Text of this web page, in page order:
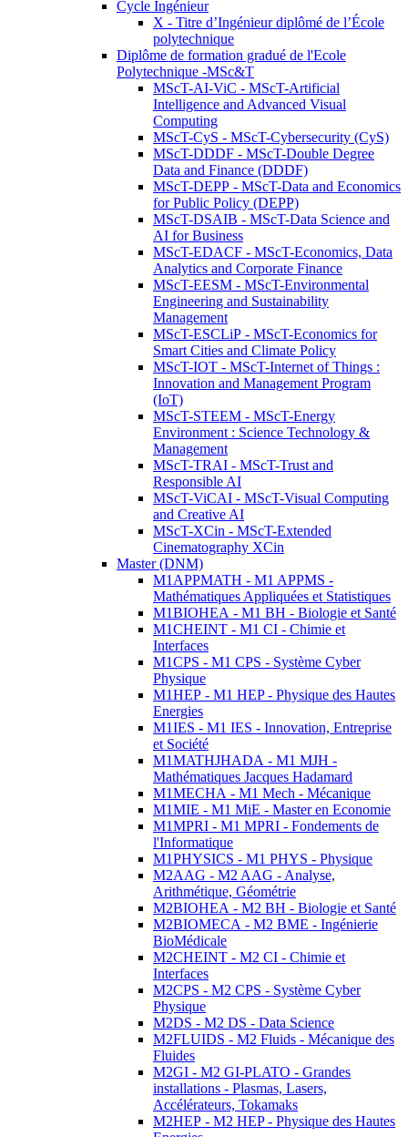
Cycle Ingénieur
X - Titre d’Ingénieur diplômé de l’École
polytechnique
Diplôme de formation gradué de l'Ecole
Polytechnique -MSc&T
MScT-AI-ViC - MScT-Artificial
Intelligence and Advanced Visual
Computing
MScT-CyS - MScT-Cybersecurity (CyS)
MScT-DDDF - MScT-Double Degree
Data and Finance (DDDF)
MScT-DEPP - MScT-Data and Economics
for Public Policy (DEPP)
MScT-DSAIB - MScT-Data Science and
AI for Business
MScT-EDACF - MScT-Economics, Data
Analytics and Corporate Finance
MScT-EESM - MScT-Environmental
Engineering and Sustainability
Management
MScT-ESCLiP - MScT-Economics for
Smart Cities and Climate Policy
MScT-IOT - MScT-Internet of Things :
Innovation and Management Program
(IoT)
MScT-STEEM - MScT-Energy
Environment : Science Technology &
Management
MScT-TRAI - MScT-Trust and
Responsible AI
MScT-ViCAI - MScT-Visual Computing
and Creative AI
MScT-XCin - MScT-Extended
Cinematography XCin
Master (DNM)
M1APPMATH - M1 APPMS -
Mathématiques Appliquées et Statistiques
M1BIOHEA - M1 BH - Biologie et Santé
M1CHEINT - M1 CI - Chimie et
Interfaces
M1CPS - M1 CPS - Système Cyber
Physique
M1HEP - M1 HEP - Physique des Hautes
Energies
M1IES - M1 IES - Innovation, Entreprise
et Société
M1MATHJHADA - M1 MJH -
Mathématiques Jacques Hadamard
M1MECHA - M1 Mech - Mécanique
M1MIE - M1 MiE - Master en Economie
M1MPRI - M1 MPRI - Fondements de
l'Informatique
M1PHYSICS - M1 PHYS - Physique
M2AAG - M2 AAG - Analyse,
Arithmétique, Géométrie
M2BIOHEA - M2 BH - Biologie et Santé
M2BIOMECA - M2 BME - Ingénierie
BioMédicale
M2CHEINT - M2 CI - Chimie et
Interfaces
M2CPS - M2 CPS - Système Cyber
Physique
M2DS - M2 DS - Data Science
M2FLUIDS - M2 Fluids - Mécanique des
Fluides
M2GI - M2 GI-PLATO - Grandes
installations - Plasmas, Lasers,
Accélérateurs, Tokamaks
M2HEP - M2 HEP - Physique des Hautes